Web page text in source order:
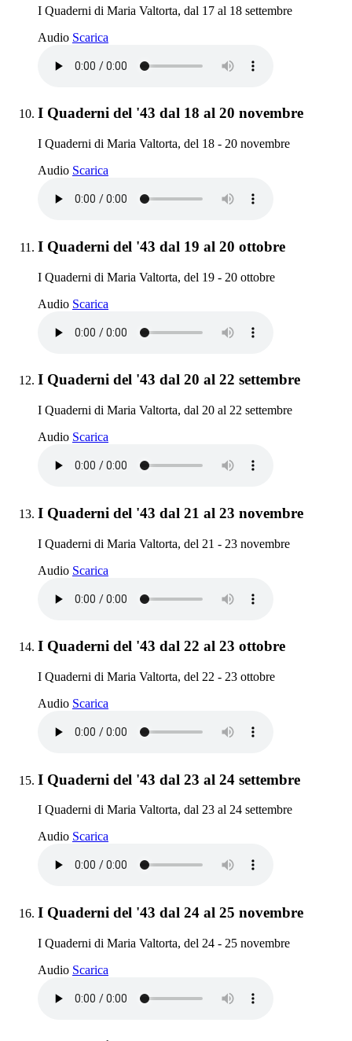
I Quaderni di Maria Valtorta, dal 17 al 18 settembre
Audio Scarica
Elemento 10:
I Quaderni del '43 dal 18 al 20 novembre
I Quaderni di Maria Valtorta, del 18 - 20 novembre
Audio Scarica
Elemento 11:
I Quaderni del '43 dal 19 al 20 ottobre
I Quaderni di Maria Valtorta, del 19 - 20 ottobre
Audio Scarica
Elemento 12:
I Quaderni del '43 dal 20 al 22 settembre
I Quaderni di Maria Valtorta, dal 20 al 22 settembre
Audio Scarica
Elemento 13:
I Quaderni del '43 dal 21 al 23 novembre
I Quaderni di Maria Valtorta, del 21 - 23 novembre
Audio Scarica
Elemento 14:
I Quaderni del '43 dal 22 al 23 ottobre
I Quaderni di Maria Valtorta, del 22 - 23 ottobre
Audio Scarica
Elemento 15:
I Quaderni del '43 dal 23 al 24 settembre
I Quaderni di Maria Valtorta, dal 23 al 24 settembre
Audio Scarica
Elemento 16:
I Quaderni del '43 dal 24 al 25 novembre
I Quaderni di Maria Valtorta, del 24 - 25 novembre
Audio Scarica